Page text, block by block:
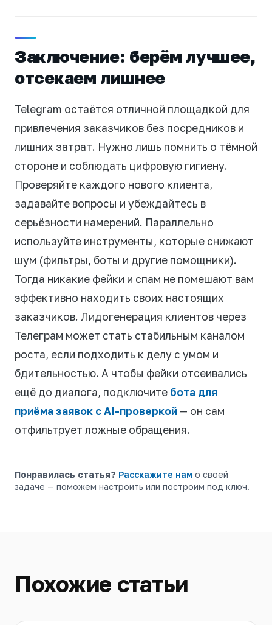
Заключение: берём лучшее,
отсекаем лишнее
Telegram остаётся отличной площадкой для
привлечения заказчиков без посредников и
лишних затрат. Нужно лишь помнить о тёмной
стороне и соблюдать цифровую гигиену.
Проверяйте каждого нового клиента,
задавайте вопросы и убеждайтесь в
серьёзности намерений. Параллельно
используйте инструменты, которые снижают
шум (фильтры, боты и другие помощники).
Тогда никакие фейки и спам не помешают вам
эффективно находить своих настоящих
заказчиков. Лидогенерация клиентов через
Телеграм может стать стабильным каналом
роста, если подходить к делу с умом и
бдительностью. А чтобы фейки отсеивались
ещё до диалога, подключите бота для
приёма заявок с AI-проверкой — он сам
отфильтрует ложные обращения.
Понравилась статья? Расскажите нам о своей
задаче — поможем настроить или построим под ключ.
Похожие статьи